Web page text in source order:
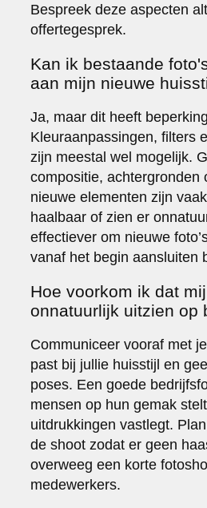
Bespreek deze aspecten
offertegesprek.
Kan ik bestaande
aan mijn nieuwe
Ja, maar dit heeft
Kleuraanpassingen, filters
zijn meestal wel mogelijk.
compositie, achtergronden
nieuwe elementen zijn
haalbaar of zien er
effectiever om nieuwe
vanaf het begin aansluiten
Hoe voorkom ik dat
onnatuurlijk uitzien op
Communiceer vooraf met
past bij jullie huisstijl en
poses. Een goede
mensen op hun gemak
uitdrukkingen vastlegt.
de shoot zodat er geen
overweeg een korte
medewerkers.